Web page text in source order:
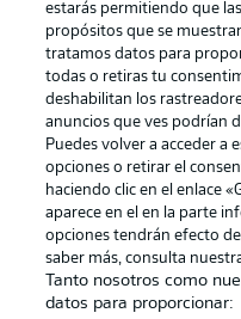
Publicidad
Gestionar las
Canales
Jugadores
Sello Editorial
estarás permitiendo que
propósitos que se
tratamos datos para
todas o retiras tu
deshabilitan los
anuncios que ves podrían
Puedes volver a acceder a
opciones o retirar el
haciendo clic en el enlace
aparece en el en la parte
opciones tendrán efecto
saber más, consulta
Tanto nosotros como
datos para proporcionar: